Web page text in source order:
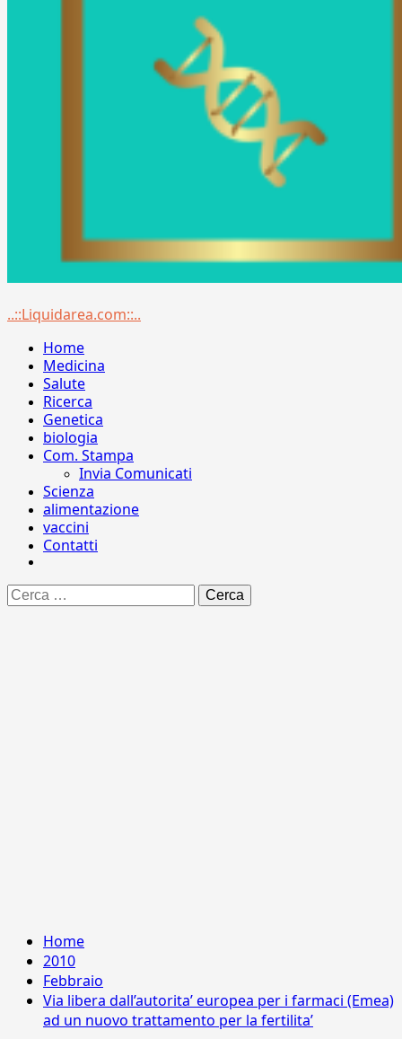
Menu
..::Liquidarea.com::..
Home
Medicina
Salute
Ricerca
Genetica
biologia
Com. Stampa
Invia Comunicati
Scienza
alimentazione
vaccini
Contatti
Ricerca
per:
Home
2010
Febbraio
Via libera dall’autorita’ europea per i farmaci (Emea)
ad un nuovo trattamento per la fertilita’